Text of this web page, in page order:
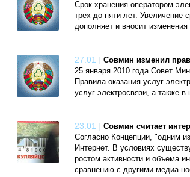
Срок хранения оператором
трех до пяти лет. Увеличение
дополняет и вносит изменения
27.01 | Совмин изменил
25 января 2010 года Совет
Правила оказания услуг
услуг электросвязи, а также
23.01 | Совмин считает
Согласно Концепции, "одним
Интернет. В условиях
ростом активности и объема
сравнению с другими медиа-